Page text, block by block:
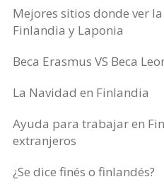
Mejores sitios donde ver
Finlandia y Laponia
Beca Erasmus VS Beca
La Navidad en Finlandia
Ayuda para trabajar en
extranjeros
¿Se dice finés o finlandés?